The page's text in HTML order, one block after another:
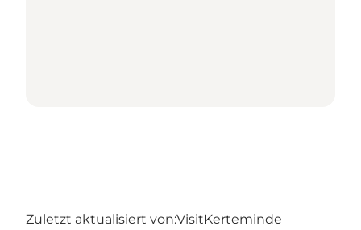
Zuletzt aktualisiert von:VisitKerteminde